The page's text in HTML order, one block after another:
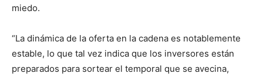
miedo.
“La dinámica de la oferta en la cadena es notablemente
estable, lo que tal vez indica que los inversores están
preparados para sortear el temporal que se avecina,